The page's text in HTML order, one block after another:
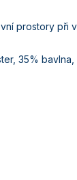
prostory při
35% bavlna,